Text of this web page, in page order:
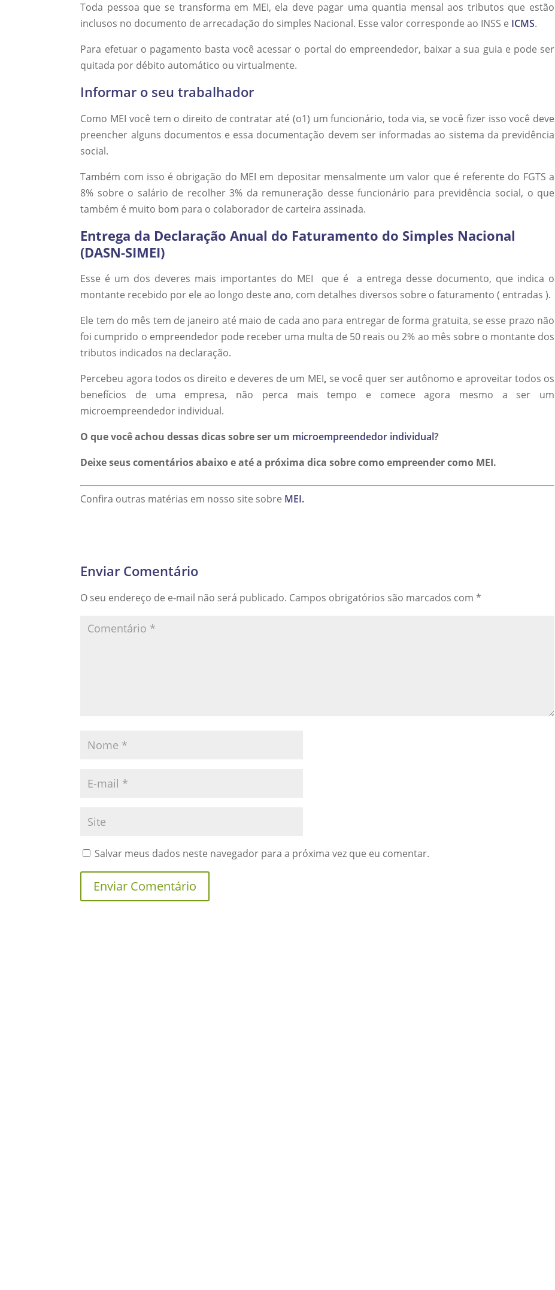
Toda pessoa que se transforma em MEI, ela deve pagar uma quantia mensal aos tributos que estão
inclusos no documento de arrecadação do simples Nacional. Esse valor corresponde ao INSS e ICMS.
Para efetuar o pagamento basta você acessar o portal do empreendedor, baixar a sua guia e pode ser
quitada por débito automático ou virtualmente.
Informar o seu trabalhador
Como MEI você tem o direito de contratar até (o1) um funcionário, toda via, se você fizer isso você deve
preencher alguns documentos e essa documentação devem ser informadas ao sistema da previdência
social.
Também com isso é obrigação do MEI em depositar mensalmente um valor que é referente do FGTS a
8% sobre o salário de recolher 3% da remuneração desse funcionário para previdência social, o que
também é muito bom para o colaborador de carteira assinada.
Entrega da Declaração Anual do Faturamento do Simples Nacional
(DASN-SIMEI)
Esse é um dos deveres mais importantes do MEI que é a entrega desse documento, que indica o
montante recebido por ele ao longo deste ano, com detalhes diversos sobre o faturamento ( entradas ).
Ele tem do mês tem de janeiro até maio de cada ano para entregar de forma gratuita, se esse prazo não
foi cumprido o empreendedor pode receber uma multa de 50 reais ou 2% ao mês sobre o montante dos
tributos indicados na declaração.
Percebeu agora todos os direito e deveres de um MEI, se você quer ser autônomo e aproveitar todos os
benefícios de uma empresa, não perca mais tempo e comece agora mesmo a ser um
microempreendedor individual.
O que você achou dessas dicas sobre ser um microempreendedor individual?
Deixe seus comentários abaixo e até a próxima dica sobre como empreender como MEI.
Confira outras matérias em nosso site sobre MEI.
Enviar Comentário
O seu endereço de e-mail não será publicado. Campos obrigatórios são marcados com*
Salvar meus dados neste navegador para a próxima vez que eu comentar.